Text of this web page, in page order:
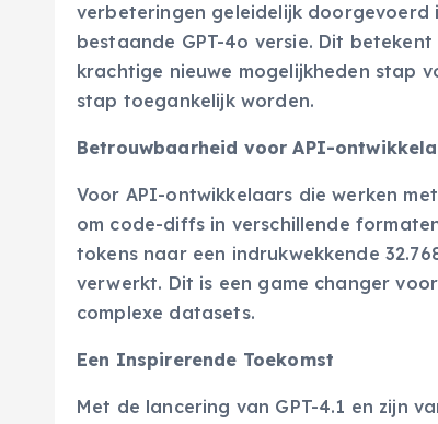
verbeteringen geleidelijk doorgevoerd
bestaande GPT-4o versie. Dit
krachtige nieuwe mogelijkheden stap
stap toegankelijk worden.
Betrouwbaarheid voor API-
Voor API-ontwikkelaars die werken
om code-diffs in verschillende
tokens naar een indrukwekkende
verwerkt. Dit is een game changer
complexe datasets.
Een Inspirerende Toekomst
Met de lancering van GPT-4.1 en zijn